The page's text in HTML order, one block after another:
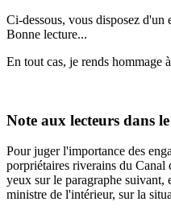
Ci-dessous, vous disposez d'un
Bonne lecture...
En tout cas, je rends hommage
Note aux lecteurs dans
Pour juger l'importance des
porpriétaires riverains du Canal
yeux sur le paragraphe
ministre de l'intérieur, sur la